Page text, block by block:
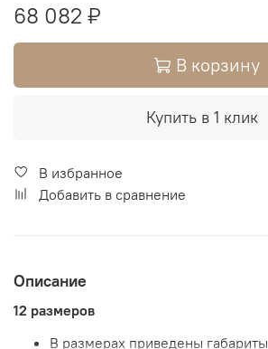
68 082 ₽
В корзину
Купить в 1 клик
В избранное
Добавить в сравнение
Описание
12 размеров
В размерах приведены габариты